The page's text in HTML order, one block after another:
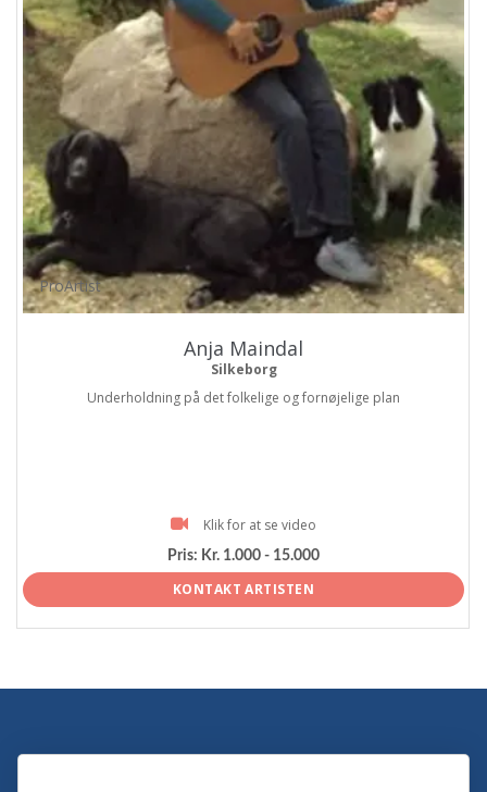
ProArtist
Anja Maindal
Silkeborg
Underholdning på det folkelige og fornøjelige plan
Klik for at se video
Pris: Kr. 1.000 - 15.000
KONTAKT ARTISTEN